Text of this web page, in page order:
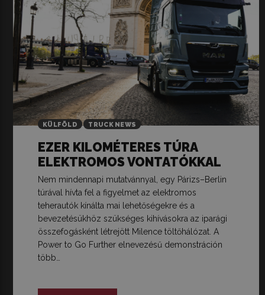
KÜLFÖLD TRUCK NEWS
EZER KILOMÉTERES TÚRA
ELEKTROMOS VONTATÓKKAL
Nem mindennapi mutatvánnyal, egy Párizs–Berlin
túrával hívta fel a figyelmet az elektromos
teherautók kínálta mai lehetőségekre és a
bevezetésükhöz szükséges kihívásokra az iparági
összefogásként létrejött Milence töltőhálózat. A
Power to Go Further elnevezésű demonstráción
több…